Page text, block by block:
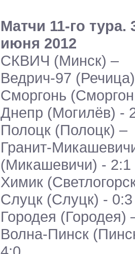
Матчи 11-го тура.
июня 2012
СКВИЧ (Минск) –
Ведрич-97
Сморгонь
Днепр (Могилёв) -
Полоцк (Полоцк) –
Гранит-
(Микашевичи) - 2:1
Химик
Слуцк (Слуцк) - 0:3
Городея (Городея)
Волна-Пинск